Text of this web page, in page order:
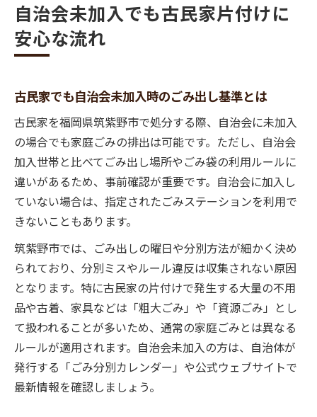
自治会未加入でも古民家片付けに
安心な流れ
古民家でも自治会未加入時のごみ出し基準とは
古民家を福岡県筑紫野市で処分する際、自治会に未加入
の場合でも家庭ごみの排出は可能です。ただし、自治会
加入世帯と比べてごみ出し場所やごみ袋の利用ルールに
違いがあるため、事前確認が重要です。自治会に加入し
ていない場合は、指定されたごみステーションを利用で
きないこともあります。
筑紫野市では、ごみ出しの曜日や分別方法が細かく決め
られており、分別ミスやルール違反は収集されない原因
となります。特に古民家の片付けで発生する大量の不用
品や古着、家具などは「粗大ごみ」や「資源ごみ」とし
て扱われることが多いため、通常の家庭ごみとは異なる
ルールが適用されます。自治会未加入の方は、自治体が
発行する「ごみ分別カレンダー」や公式ウェブサイトで
最新情報を確認しましょう。